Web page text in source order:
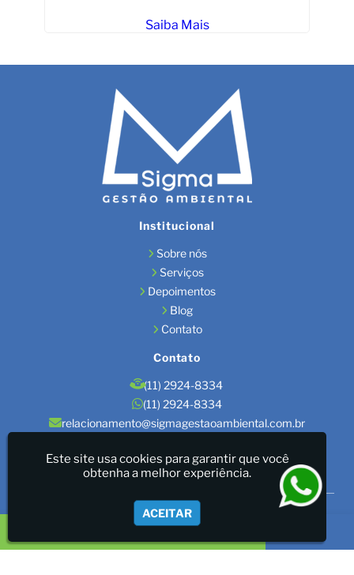
Saiba Mais
Institucional
Sobre nós
Serviços
Depoimentos
Blog
Contato
Contato
(11) 2924-8334
(11) 2924-8334
relacionamento@sigmagestaoambiental.com.br
Localização
São Paulo / SP
Sigma Gestão Ambiental - LICENÇAS AMBIENTAIS/GESTÃO
DE RESÍDUOS/LAUDOS
Este site usa cookies para garantir que você
obtenha a melhor experiência.
ACEITAR